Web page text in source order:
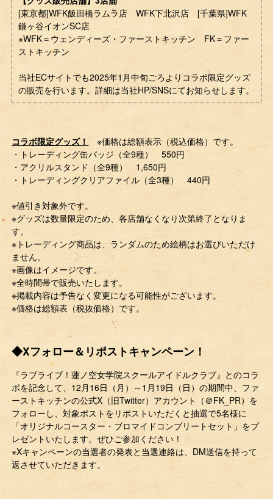
[東京都]WFK飯田橋ラムラ店 WFK下北沢店 [千葉県]WFK
鎌ヶ谷イオンSC店
※WFK＝ウェンディーズ・ファーストキッチン FK＝ファー
ストキッチン
当社ECサイトでも2025年1月中旬ごろよりコラボ限定グッズ
の販売を行います。詳細は当社HP/SNSにてお知らせします。
コラボ限定グッズ！
※価格は総額表示（税込価格）です。
・トレーディング缶バッジ（全9種） 550円
・アクリルスタンド（全9種） 1,650円
・トレーディングクリアファイル（全3種） 440円
※値引き対象外です。
※グッズは数量限定のため、各店舗なくなり次第終了となりま
す。
※トレーディング商品は、ランダムのため絵柄はお選びいただけ
ません。
※画像はイメージです。
※全時間帯で販売いたします。
※掲載内容は予告なく変更になる可能性がございます。
※価格は総額表（税抜価格）です。
◆Xフォロー＆リポストキャンペーン！
『ラブライブ！蓮ノ空女学院スクールアイドルクラブ』とのコラ
ボを記念して、12月16日（月）～1月19日（日）の期間中、ファ
ーストキッチンの公式X（旧Twitter）アカウント（＠FK_PR）を
フォローし、対象ポストをリポストいただくと抽選で5名様に
「オリジナルコースター・ブロマイドコンプリートセット」をプ
レゼントいたします。ぜひご参加ください！
※Xキャンペーンの当選者の発表と当選連絡は、DM送信を持って
返させていただきます。